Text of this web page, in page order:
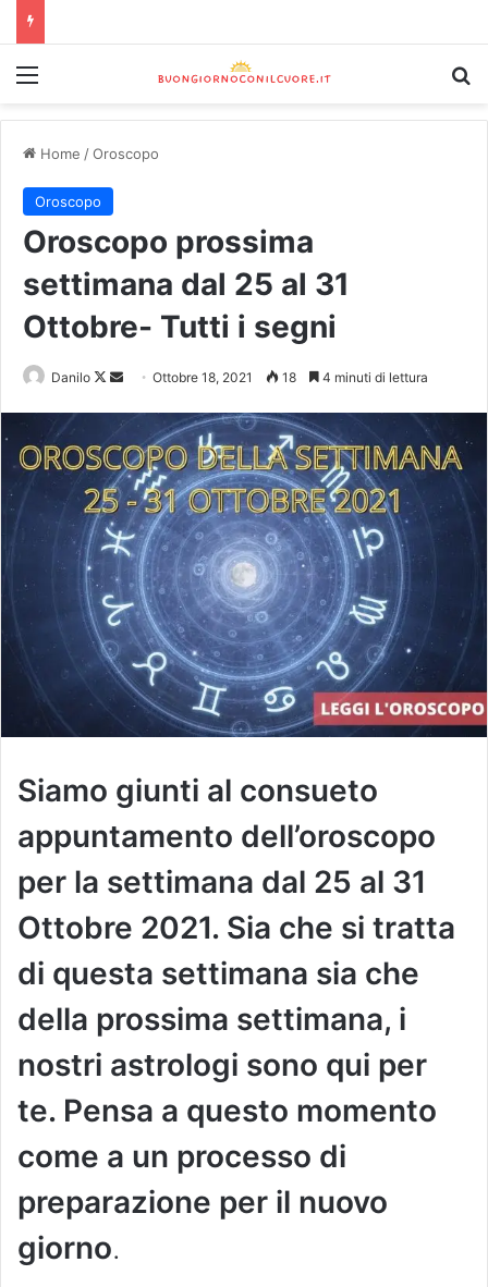
Home /Oroscopo
Oroscopo
Oroscopo prossima
settimana dal 25 al 31
Ottobre- Tutti i segni
Danilo Ottobre 18, 2021 18 4 minuti di lettura
Siamo giunti al consueto
appuntamento dell’oroscopo
per la settimana dal 25 al 31
Ottobre 2021. Sia che si tratta
di questa settimana sia che
della prossima settimana, i
nostri astrologi sono qui per
te. Pensa a questo momento
come a un processo di
preparazione per il nuovo
giorno.